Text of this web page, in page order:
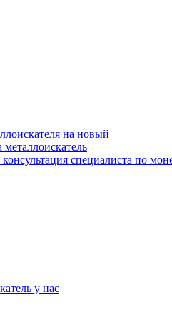
на новый
специалиста по
у нас